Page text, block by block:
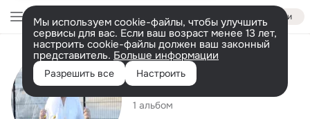
Войти
Мы используем cookie-файлы, чтобы улучшить
сервисы для вас. Если ваш возраст менее 13 лет,
настроить cookie-файлы должен ваш законный
представитель. Больше информации
Разрешить все Настроить
Исполнитель
Rachid Mayonnaise
1 альбом